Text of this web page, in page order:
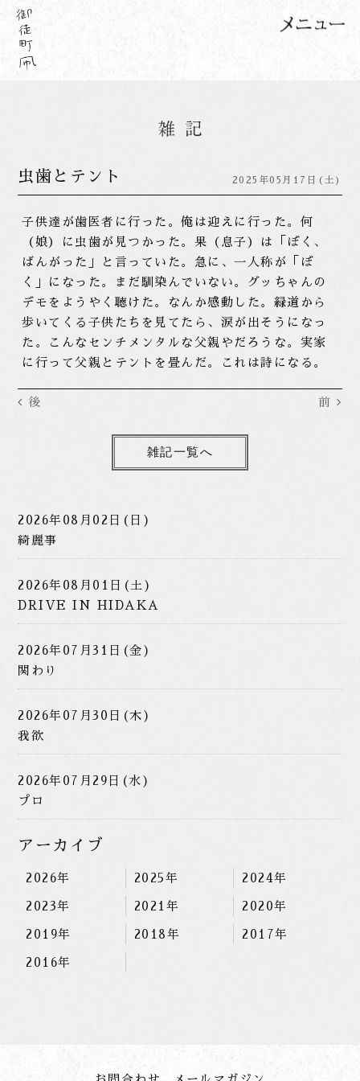
虫歯とテント 2025年05月17日(土)
子供達が歯医者に行った。俺は迎えに行った。何
（娘）に虫歯が見つかった。果（息子）は「ぼく、
ばんがった」と言っていた。急に、一人称が「ぼ
く」になった。まだ馴染んでいない。グッちゃんの
デモをようやく聴けた。なんか感動した。緑道から
歩いてくる子供たちを見てたら、涙が出そうになっ
た。こんなセンチメンタルな父親やだろうな。実家
に行って父親とテントを畳んだ。これは詩になる。
後 前
雑記一覧へ
2026年08月02日(日)
綺麗事
2026年08月01日(土)
DRIVE IN HIDAKA
2026年07月31日(金)
関わり
2026年07月30日(木)
我欲
2026年07月29日(水)
プロ
アーカイブ
2026年 2025年 2024年
2023年 2021年 2020年
2019年 2018年 2017年
2016年